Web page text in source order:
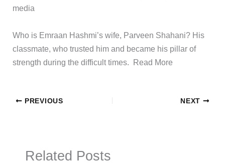
media
​Who is Emraan Hashmi’s wife, Parveen Shahani? His
classmate, who trusted him and became his pillar of
strength during the difficult times. ​Read More
PREVIOUS NEXT
Related Posts